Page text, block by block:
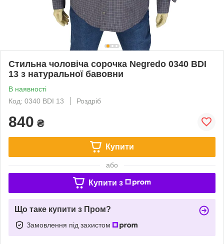
Стильна чоловіча сорочка Negredo 0340 BDI
13 з натуральної бавовни
В наявності
Код: 0340 BDI 13
Роздріб
840 ₴
Купити
або
Купити з
Що таке купити з Пром?
Замовлення під захистом